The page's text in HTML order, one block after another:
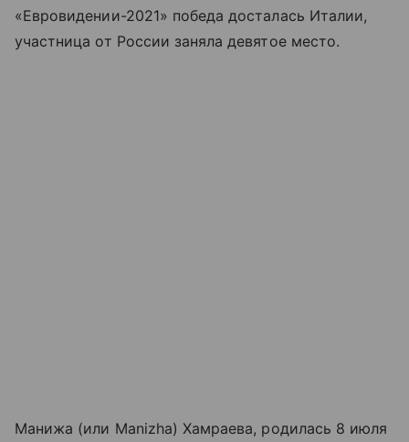
«Евровидении-2021» победа досталась Италии,
участница от России заняла девятое место.
Манижа (или Manizha) Хамраева, родилась 8 июля